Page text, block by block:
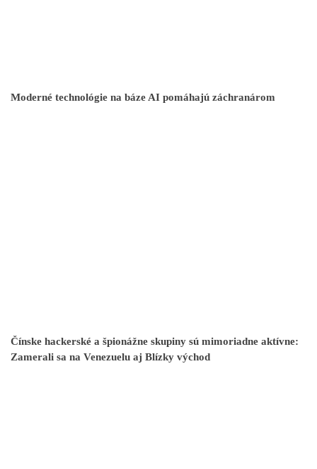
Moderné technológie na báze AI pomáhajú záchranárom
Čínske hackerské a špionážne skupiny sú mimoriadne aktívne:
Zamerali sa na Venezuelu aj Blízky východ